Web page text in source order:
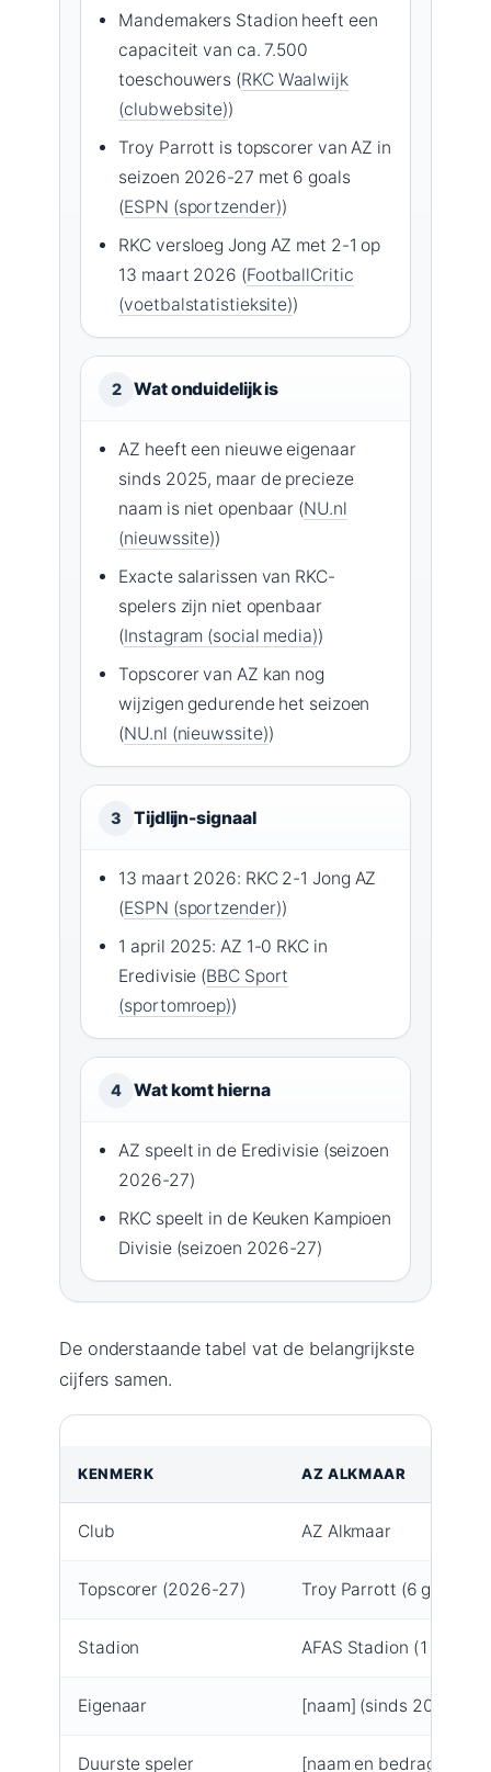
Mandemakers Stadion heeft een
capaciteit van ca. 7.500
toeschouwers (RKC Waalwijk
(clubwebsite))
Troy Parrott is topscorer van AZ in
seizoen 2026-27 met 6 goals
(ESPN (sportzender))
RKC versloeg Jong AZ met 2-1 op
13 maart 2026 (FootballCritic
(voetbalstatistieksite))
2 Wat onduidelijk is
AZ heeft een nieuwe eigenaar
sinds 2025, maar de precieze
naam is niet openbaar (NU.nl
(nieuwssite))
Exacte salarissen van RKC-
spelers zijn niet openbaar
(Instagram (social media))
Topscorer van AZ kan nog
wijzigen gedurende het seizoen
(NU.nl (nieuwssite))
3 Tijdlijn-signaal
13 maart 2026: RKC 2-1 Jong AZ
(ESPN (sportzender))
1 april 2025: AZ 1-0 RKC in
Eredivisie (BBC Sport
(sportomroep))
4 Wat komt hierna
AZ speelt in de Eredivisie (seizoen
2026-27)
RKC speelt in de Keuken Kampioen
Divisie (seizoen 2026-27)
De onderstaande tabel vat de belangrijkste
cijfers samen.
KENMERK AZ ALKMAAR
Club AZ Alkmaar
Topscorer (2026-27) Troy Parrott (6 goals) –
Stadion AFAS Stadion (19.300
Eigenaar [naam] (sinds 2025) –
Duurste speler [naam en bedrag]